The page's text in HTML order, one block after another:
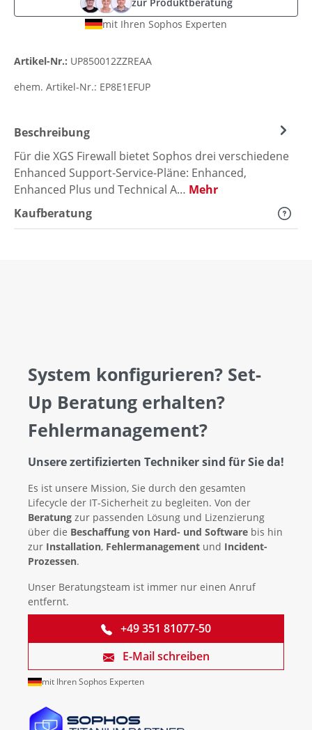
zur Produktberatung
mit Ihren Sophos Experten
Artikel-Nr.: UP850012ZZREAA
ehem. Artikel-Nr.: EP8E1EFUP
Beschreibung
Für die XGS Firewall bietet Sophos drei verschiedene
Enhanced Support-Service-Pläne: Enhanced,
Enhanced Plus und Technical A… Mehr
Kaufberatung
System konfigurieren? Set-
Up Beratung erhalten?
Fehlermanagement?
Unsere zertifizierten Techniker sind für Sie da!
Es ist unsere Mission, Sie durch den gesamten
Lifecycle der IT-Sicherheit zu begleiten. Von der
Beratung zur passenden Lösung und Lizenzierung
über die Beschaffung von Hard- und Software bis hin
zur Installation, Fehlermanagement und Incident-
Prozessen.
Unser Beratungsteam ist immer nur einen Anruf
entfernt.
+49 351 81077-50
E-Mail schreiben
mit Ihren Sophos Experten